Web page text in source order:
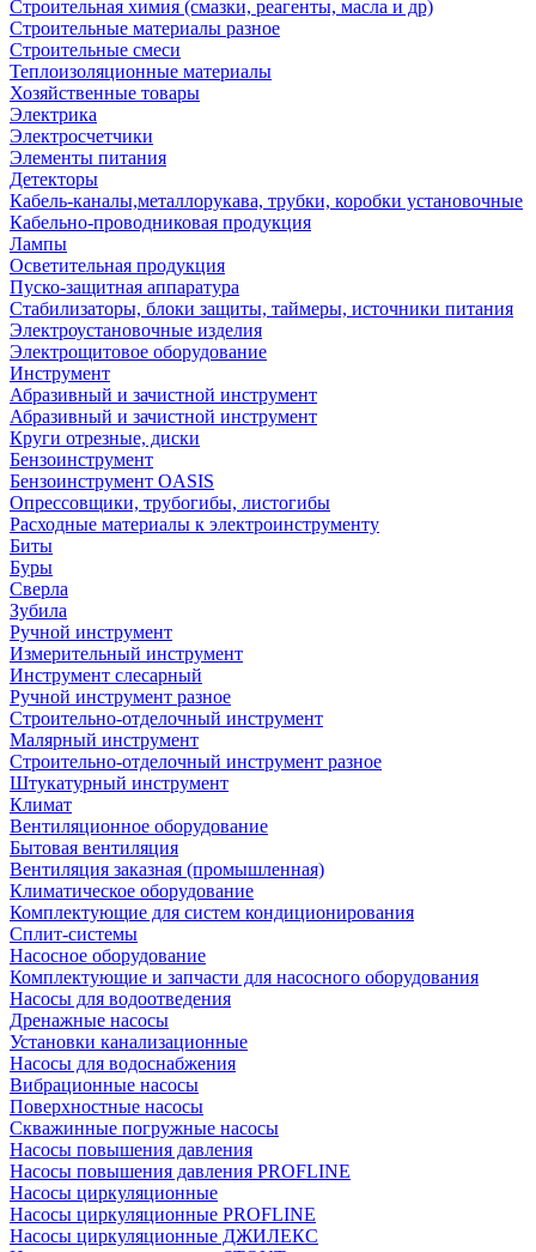
Строительная химия (смазки, реагенты, масла и др)
Строительные материалы разное
Строительные смеси
Теплоизоляционные материалы
Хозяйственные товары
Электрика
Электросчетчики
Элементы питания
Детекторы
Кабель-каналы,металлорукава, трубки, коробки установочные
Кабельно-проводниковая продукция
Лампы
Осветительная продукция
Пуско-защитная аппаратура
Стабилизаторы, блоки защиты, таймеры, источники питания
Электроустановочные изделия
Электрощитовое оборудование
Инструмент
Абразивный и зачистной инструмент
Абразивный и зачистной инструмент
Круги отрезные, диски
Бензоинструмент
Бензоинструмент OASIS
Опрессовщики, трубогибы, листогибы
Расходные материалы к электроинструменту
Биты
Буры
Сверла
Зубила
Ручной инструмент
Измерительный инструмент
Инструмент слесарный
Ручной инструмент разное
Строительно-отделочный инструмент
Малярный инструмент
Строительно-отделочный инструмент разное
Штукатурный инструмент
Климат
Вентиляционное оборудование
Бытовая вентиляция
Вентиляция заказная (промышленная)
Климатическое оборудование
Комплектующие для систем кондиционирования
Сплит-системы
Насосное оборудование
Комплектующие и запчасти для насосного оборудования
Насосы для водоотведения
Дренажные насосы
Установки канализационные
Насосы для водоснабжения
Вибрационные насосы
Поверхностные насосы
Скважинные погружные насосы
Насосы повышения давления
Насосы повышения давления PROFLINE
Насосы циркуляционные
Насосы циркуляционные PROFLINE
Насосы циркуляционные ДЖИЛЕКС